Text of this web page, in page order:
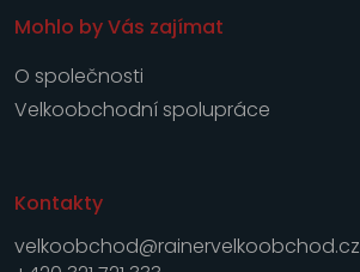
Mohlo by Vás zajímat
O společnosti
Velkoobchodní spolupráce
Kontakty
velkoobchod@rainervelkoobchod.cz